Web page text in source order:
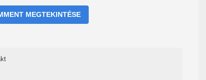
MEGTEKINTÉSE